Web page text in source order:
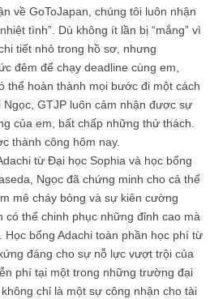
về GoToJapan, chúng tôi luôn nhận
tình”. Dù không ít lần bị “mắng” vì
tiết nhỏ trong hồ sơ, nhưng
đêm để chạy deadline cùng em,
thể hoàn thành mọi bước đi một cách
GTJP luôn cảm nhận được sự
của em, bất chấp những thử thách.
thành công hôm nay.
từ Đại học Sophia và học bổng
Ngọc đã chứng minh cho cả thế
mê cháy bỏng và sự kiên cường
có thể chinh phục những đỉnh cao mà
bổng Adachi toàn phần học phí từ
đáng cho sự nỗ lực vượt trội của
phí tại một trong những trường đại
chỉ là một sự công nhận cho tài